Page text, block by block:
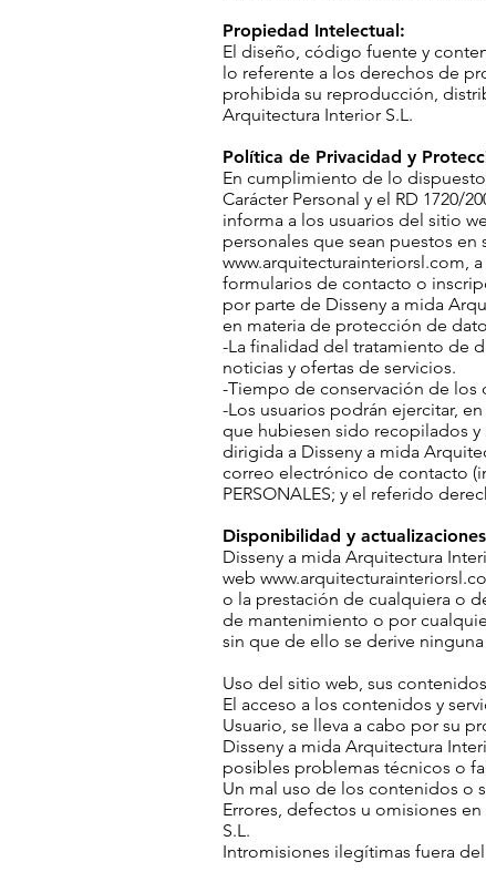
Propiedad Intelectual:
El diseño, código fuente y
lo referente a los derechos de
prohibida su reproducción,
Arquitectura Interior S.L.
Política de Privacidad y
En cumplimiento de lo
Carácter Personal y el RD 1720/
informa a los usuarios del sitio
personales que sean puestos
www.arquitecturainteriorsl.com,
formularios de contacto o
por parte de Disseny a mida
en materia de protección de
-La finalidad del tratamiento de
noticias y ofertas de servicios.
-Tiempo de conservación de los
-Los usuarios podrán ejercitar,
que hubiesen sido recopilados
dirigida a Disseny a mida
correo electrónico de contacto (
PERSONALES; y el referido
Disponibilidad y
Disseny a mida Arquitectura
web
o la prestación de cualquiera o
de mantenimiento o por
sin que de ello se derive
Uso del sitio web, sus
El acceso a los contenidos y
Usuario, se lleva a cabo por su
Disseny a mida Arquitectura
posibles problemas técnicos o
Un mal uso de los contenidos o
Errores, defectos u omisiones
S.L.
Intromisiones ilegítimas fuera